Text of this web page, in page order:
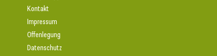
Kontakt
Impressum
Offenlegung
Datenschutz